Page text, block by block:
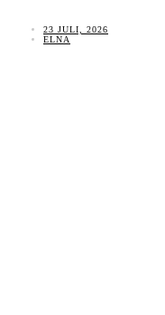
23 JULI, 2026
ELNA